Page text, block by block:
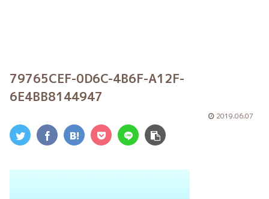
79765CEF-0D6C-4B6F-A12F-
6E4BB8144947
2019.06.07